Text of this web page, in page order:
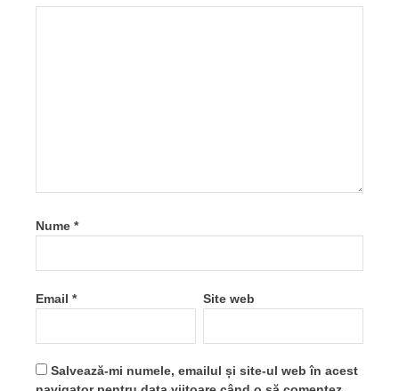
Nume *
Email * Site web
Salvează-mi numele, emailul și site-ul web în acest